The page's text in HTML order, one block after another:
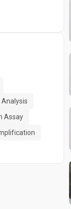
Analysis
Assay